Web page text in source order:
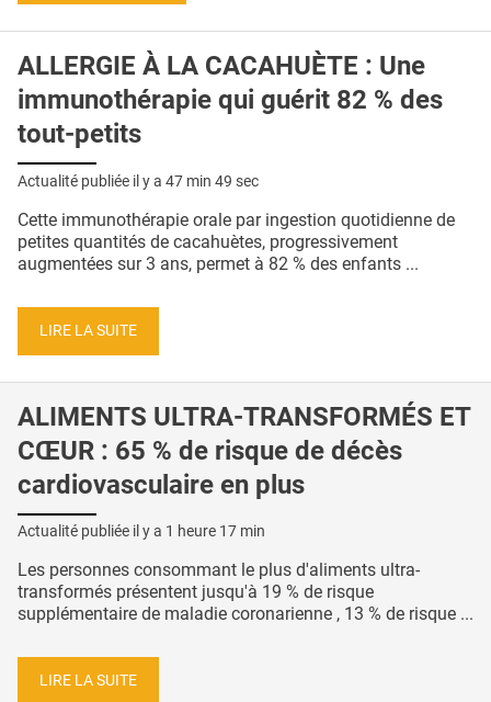
ALLERGIE À LA CACAHUÈTE : Une
immunothérapie qui guérit 82 % des
tout-petits
Actualité publiée il y a 47 min 49 sec
Cette immunothérapie orale par ingestion quotidienne de
petites quantités de cacahuètes, progressivement
augmentées sur 3 ans, permet à 82 % des enfants ...
LIRE LA SUITE
ALIMENTS ULTRA-TRANSFORMÉS ET
CŒUR : 65 % de risque de décès
cardiovasculaire en plus
Actualité publiée il y a 1 heure 17 min
Les personnes consommant le plus d'aliments ultra-
transformés présentent jusqu'à 19 % de risque
supplémentaire de maladie coronarienne , 13 % de risque ...
LIRE LA SUITE